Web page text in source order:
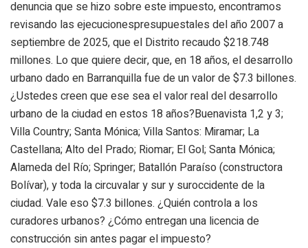
denuncia que se hizo sobre este impuesto, encontramos
revisando las ejecucionespresupuestales del año 2007 a
septiembre de 2025, que el Distrito recaudo $218.748
millones. Lo que quiere decir, que, en 18 años, el desarrollo
urbano dado en Barranquilla fue de un valor de $7.3 billones.
¿Ustedes creen que ese sea el valor real del desarrollo
urbano de la ciudad en estos 18 años?Buenavista 1,2 y 3;
Villa Country; Santa Mónica; Villa Santos: Miramar; La
Castellana; Alto del Prado; Riomar; El Gol; Santa Mónica;
Alameda del Río; Springer; Batallón Paraíso (constructora
Bolívar), y toda la circuvalar y sur y suroccidente de la
ciudad. Vale eso $7.3 billones. ¿Quién controla a los
curadores urbanos? ¿Cómo entregan una licencia de
construcción sin antes pagar el impuesto?